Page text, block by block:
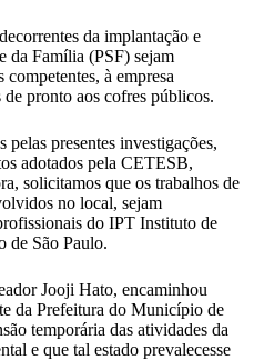
da implantação e
da Família (PSF) sejam
competentes, à empresa
pronto aos cofres públicos.
pelas presentes investigações,
adotados pela CETESB,
solicitamos que os trabalhos de
no local, sejam
do IPT Instituto de
de São Paulo.
Jooji Hato, encaminhou
da Prefeitura do Município de
temporária das atividades da
e que tal estado prevalecesse